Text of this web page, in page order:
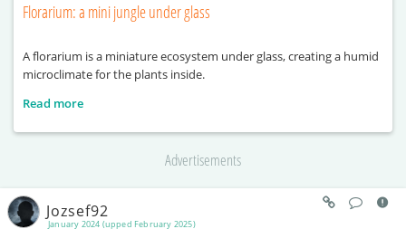
Florarium: a mini jungle under glass
A florarium is a miniature ecosystem under glass, creating a humid
microclimate for the plants inside.
Read more
Advertisements
January 2024 (upped February 2025)
Jozsef92